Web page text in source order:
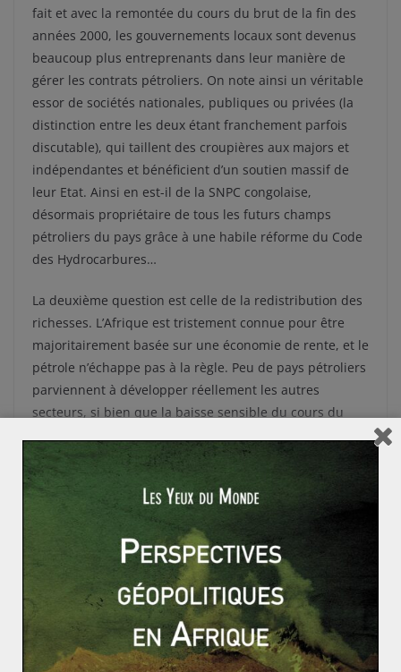
fait et avec la remontée du cours du brut de la fin des
années 2000, les gouvernements locaux sont devenus
beaucoup plus entreprenants dans leur manière de
gérer les contrats pétroliers. On note ainsi un véritable
essor de sociétés nationales, publiques ou privées (la
distinction entre les deux étant franchement parfois
discutable), qui taillent des croupières aux majors et
indépendantes et bénéficient d’un soutien massif de
leur Etat. Ainsi en est-il de la SNPC congolaise,
désormais propriétaire de tous les futurs champs
pétroliers du pays grâce à une habile réforme du Code
des Hydrocarbures…
La deuxième question est celle de la redistribution des
richesses. L’Afrique est tristement connue pour être
majoritairement basée sur une économie de rente, et le
pétrole n’échappe pas à la règle. Peu de pays pétroliers
parviennent à développer réellement les autres
secteurs, si bien que la baisse sensible du cours du
baisse leur budget. L’argent du pétrole reste trop
souvent mal dépensé pour améliorer le confort des
populations. Celles-ci pâtissent ainsi plus d’une
inflation des prix lorsque les cours sont élevés que
d’investissements basiques (eau, logement, etc.) dont
ils sont trop souvent privés.
Ainsi, les perspectives pétrolières africaines,
notamment autour du Golfe de Guinée, sont
extrêmement attractives. Souhaitons seulement que les